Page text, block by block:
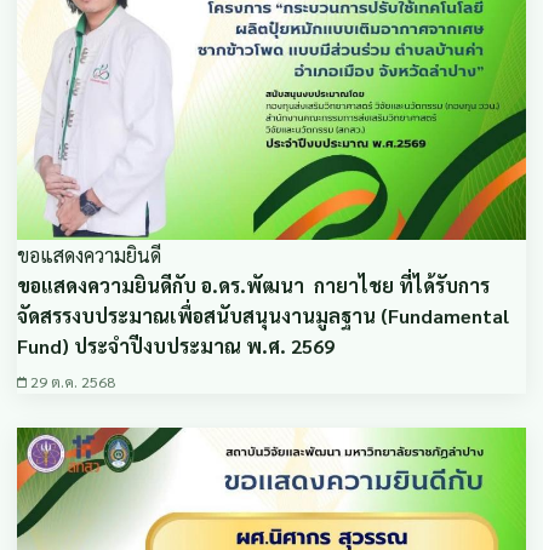
ขอแสดงความยินดี
ขอแสดงความยินดีกับ อ.ดร.พัฒนา กายาไชย ที่ได้รับการ
จัดสรรงบประมาณเพื่อสนับสนุนงานมูลฐาน (Fundamental
Fund) ประจำปีงบประมาณ พ.ศ. 2569
29 ต.ค. 2568